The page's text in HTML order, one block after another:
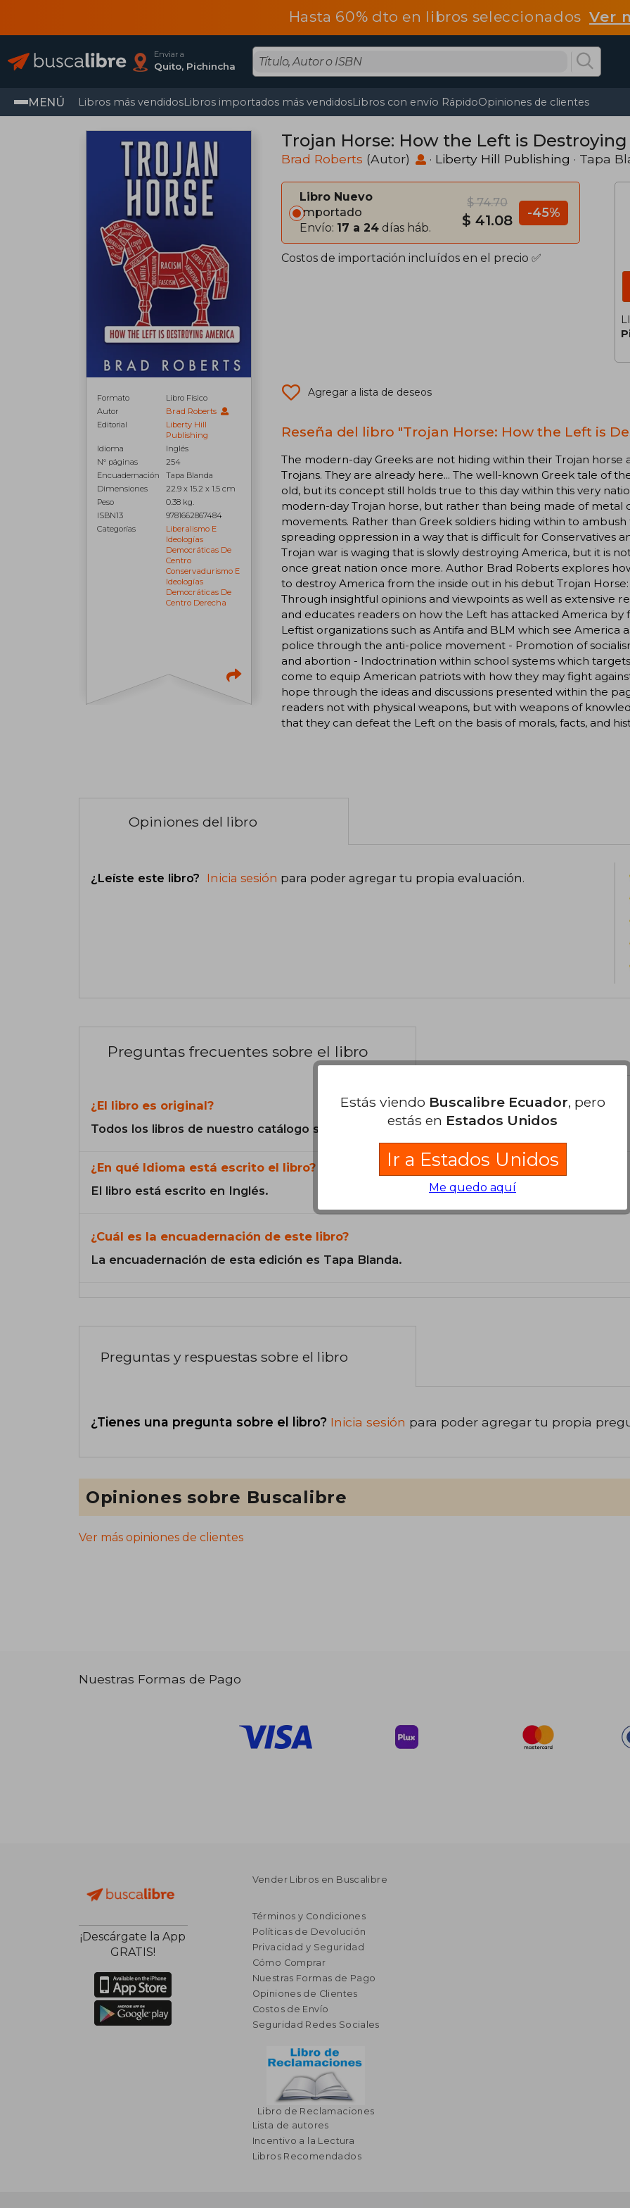
Hasta 60% dto en libros seleccionadosVer
Enviar a
Quito, Pichincha
MENÚ Libros más vendidosLibros importados más vendidosLibros con envío RápidoOpiniones de clientes
Formato
Libro Físico
Autor
Brad Roberts
Editorial
Liberty Hill
Publishing
Idioma
Inglés
N° páginas
254
Encuadernación
Tapa Blanda
Dimensiones
22.9 x 15.2 x 1.5 cm
Peso
0.38 kg.
ISBN13
9781662867484
Categorías
Liberalismo E
Ideologías
Democráticas De
Centro
Conservadurismo E
Ideologías
Democráticas De
Centro Derecha
Trojan Horse: How the Left is
Brad Roberts (Autor) · Liberty Hill Publishing · Tapa
Libro Nuevo
Importado
Envío: 17 a 24 días háb.
$ 74.70
$ 41.08 -45%
Costos de importación incluídos en el precio ✅
Agregar a lista de deseos
Reseña del libro "Trojan Horse: How the Left is
The modern-day Greeks are not hiding within their Trojan
Trojans. They are already here... The well-known Greek tale of
old, but its concept still holds true to this day within this very
modern-day Trojan horse, but rather than being made of metal
movements. Rather than Greek soldiers hiding within to
spreading oppression in a way that is difficult for Conservatives
Trojan war is waging that is slowly destroying America, but it is
once great nation once more. Author Brad Roberts explores
to destroy America from the inside out in his debut Trojan
Through insightful opinions and viewpoints as well as extensive
and educates readers on how the Left has attacked America by
Leftist organizations such as Antifa and BLM which see America
police through the anti-police movement - Promotion of
and abortion - Indoctrination within school systems which
come to equip American patriots with how they may fight
hope through the ideas and discussions presented within the
readers not with physical weapons, but with weapons of
that they can defeat the Left on the basis of morals, facts, and
Opiniones del libro
¿Leíste este libro? Inicia sesión para poder agregar tu propia evaluación.
Preguntas frecuentes sobre el libro
¿El libro es original?
Todos los libros de nuestro catálogo son Originales.
¿En qué Idioma está escrito el libro?
El libro está escrito en Inglés.
¿Cuál es la encuadernación de este libro?
La encuadernación de esta edición es Tapa Blanda.
Preguntas y respuestas sobre el libro
¿Tienes una pregunta sobre el libro? Inicia sesión para poder agregar tu propia
Opiniones sobre Buscalibre
Ver más opiniones de clientes
Nuestras Formas de Pago
¡Descárgate la App
GRATIS!
Vender Libros en Buscalibre
Términos y Condiciones
Políticas de Devolución
Privacidad y Seguridad
Cómo Comprar
Nuestras Formas de Pago
Opiniones de Clientes
Costos de Envío
Seguridad Redes Sociales
Libro de Reclamaciones
Lista de autores
Incentivo a la Lectura
Libros Recomendados
Estás viendo Buscalibre Ecuador, pero
estás en Estados Unidos
Ir a Estados Unidos
Me quedo aquí